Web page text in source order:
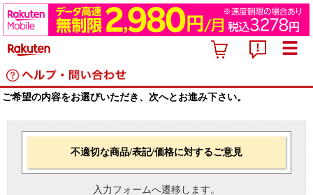
ご希望の内容をお選びいただき、次へとお進み下さい。
不適切な商品/表記/価格に対するご意見
入力フォームへ遷移します。